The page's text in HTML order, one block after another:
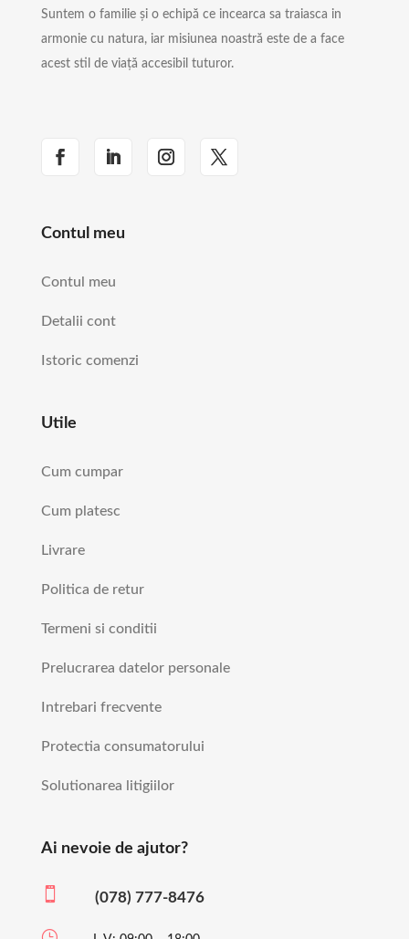
Suntem o familie și o echipă ce incearca sa traiasca in
armonie cu natura, iar misiunea noastră este de a face
acest stil de viață accesibil tuturor.
Contul meu
Contul meu
Detalii cont
Istoric comenzi
Utile
Cum cumpar
Cum platesc
Livrare
Politica de retur
Termeni si conditii
Prelucrarea datelor personale
Intrebari frecvente
Protectia consumatorului
Solutionarea litigiilor
Ai nevoie de ajutor?
 (078) 777-8476